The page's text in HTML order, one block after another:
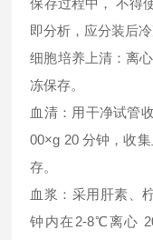
保存过程中， 不得
即分析，应分装后
细胞培养上清：离
冻保存。
血清：用干净试管
00×g 20 分钟，收
存。
血浆：采用肝素、
钟内在2-8℃离心